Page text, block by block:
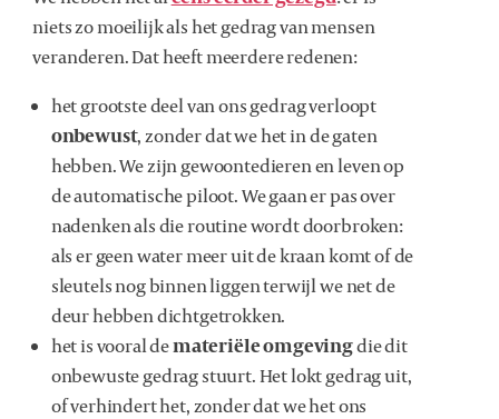
niets zo moeilijk als het gedrag van mensen
veranderen. Dat heeft meerdere redenen:
het grootste deel van ons gedrag verloopt
onbewust, zonder dat we het in de gaten
hebben. We zijn gewoontedieren en leven op
de automatische piloot. We gaan er pas over
nadenken als die routine wordt doorbroken:
als er geen water meer uit de kraan komt of de
sleutels nog binnen liggen terwijl we net de
deur hebben dichtgetrokken.
het is vooral demateriële omgevingdie dit
onbewuste gedrag stuurt. Het lokt gedrag uit,
of verhindert het, zonder dat we het ons